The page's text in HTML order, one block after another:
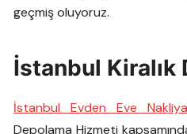
geçmiş oluyoruz.
İstanbul Kiralık
İstanbul Evden Eve
Depolama Hizmeti